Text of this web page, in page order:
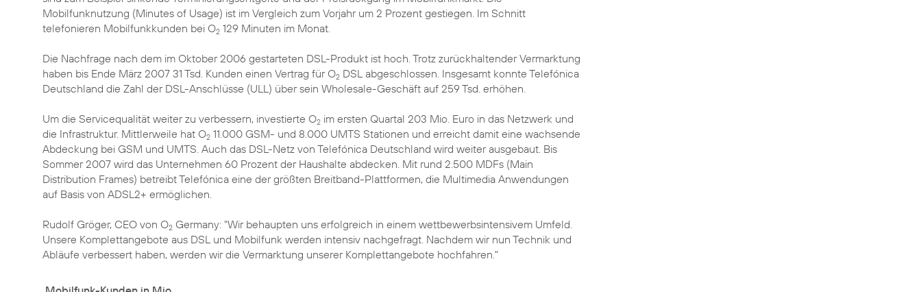
Mobilfunknutzung (Minutes of Usage) ist im Vergleich zum Vorjahr um 2 Prozent gestiegen. Im Schnitt
telefonieren Mobilfunkkunden bei O2 129 Minuten im Monat.
Die Nachfrage nach dem im Oktober 2006 gestarteten DSL-Produkt ist hoch. Trotz zurückhaltender Vermarktung
haben bis Ende März 2007 31 Tsd. Kunden einen Vertrag für O2 DSL abgeschlossen. Insgesamt konnte Telefónica
Deutschland die Zahl der DSL-Anschlüsse (ULL) über sein Wholesale-Geschäft auf 259 Tsd. erhöhen.
Um die Servicequalität weiter zu verbessern, investierte O2 im ersten Quartal 203 Mio. Euro in das Netzwerk und
die Infrastruktur. Mittlerweile hat O2 11.000 GSM- und 8.000 UMTS Stationen und erreicht damit eine wachsende
Abdeckung bei GSM und UMTS. Auch das DSL-Netz von Telefónica Deutschland wird weiter ausgebaut. Bis
Sommer 2007 wird das Unternehmen 60 Prozent der Haushalte abdecken. Mit rund 2.500 MDFs (Main
Distribution Frames) betreibt Telefónica eine der größten Breitband-Plattformen, die Multimedia Anwendungen
auf Basis von ADSL2+ ermöglichen.
Rudolf Gröger, CEO von O2 Germany: "Wir behaupten uns erfolgreich in einem wettbewerbsintensivem Umfeld.
Unsere Komplettangebote aus DSL und Mobilfunk werden intensiv nachgefragt. Nachdem wir nun Technik und
Abläufe verbessert haben, werden wir die Vermarktung unserer Komplettangebote hochfahren."